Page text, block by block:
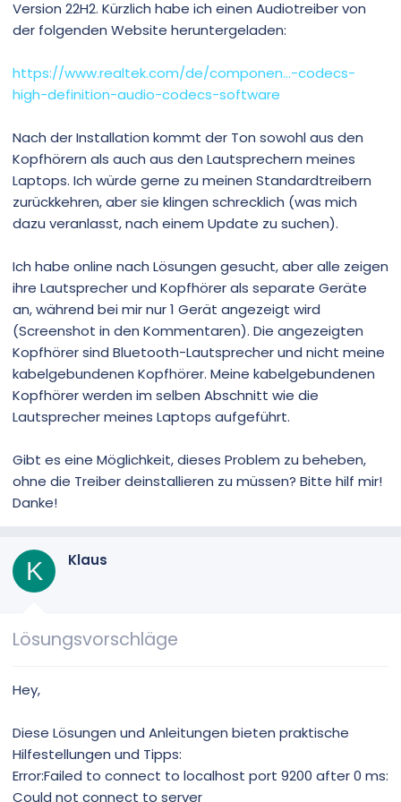
Version 22H2. Kürzlich habe ich einen Audiotreiber von
der folgenden Website heruntergeladen:
https://www.realtek.com/de/componen...-codecs-
high-definition-audio-codecs-software
Nach der Installation kommt der Ton sowohl aus den
Kopfhörern als auch aus den Lautsprechern meines
Laptops. Ich würde gerne zu meinen Standardtreibern
zurückkehren, aber sie klingen schrecklich (was mich
dazu veranlasst, nach einem Update zu suchen).
Ich habe online nach Lösungen gesucht, aber alle zeigen
ihre Lautsprecher und Kopfhörer als separate Geräte
an, während bei mir nur 1 Gerät angezeigt wird
(Screenshot in den Kommentaren). Die angezeigten
Kopfhörer sind Bluetooth-Lautsprecher und nicht meine
kabelgebundenen Kopfhörer. Meine kabelgebundenen
Kopfhörer werden im selben Abschnitt wie die
Lautsprecher meines Laptops aufgeführt.
Gibt es eine Möglichkeit, dieses Problem zu beheben,
ohne die Treiber deinstallieren zu müssen? Bitte hilf mir!
Danke!
K Klaus
Lösungsvorschläge
Hey,
Diese Lösungen und Anleitungen bieten praktische
Hilfestellungen und Tipps:
Error:Failed to connect to localhost port 9200 after 0 ms:
Could not connect to server